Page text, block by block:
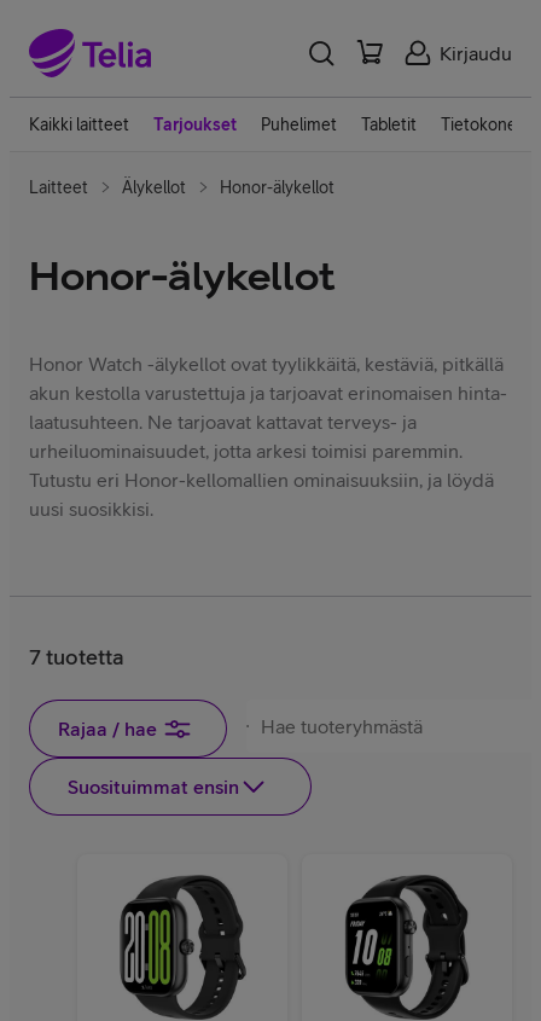
Kirjaudu
Kaikki laitteet Tarjoukset Puhelimet Tabletit Tietokoneet
Laitteet Älykellot Honor-älykellot
Honor-älykellot
Honor Watch -älykellot ovat tyylikkäitä, kestäviä, pitkällä
akun kestolla varustettuja ja tarjoavat erinomaisen hinta-
laatusuhteen. Ne tarjoavat kattavat terveys- ja
urheiluominaisuudet, jotta arkesi toimisi paremmin.
Tutustu eri Honor-kellomallien ominaisuuksiin, ja löydä
uusi suosikkisi.
7 tuotetta
Rajaa / hae
Suosituimmat ensin